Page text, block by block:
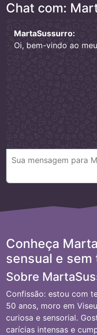
Chat com:
MartaSussurro:
Oi, bem-vindo ao
Conheça
sensual e sem
Sobre
Confissão: estou com
50 anos, moro em
curiosa e sensorial.
carícias intensas e